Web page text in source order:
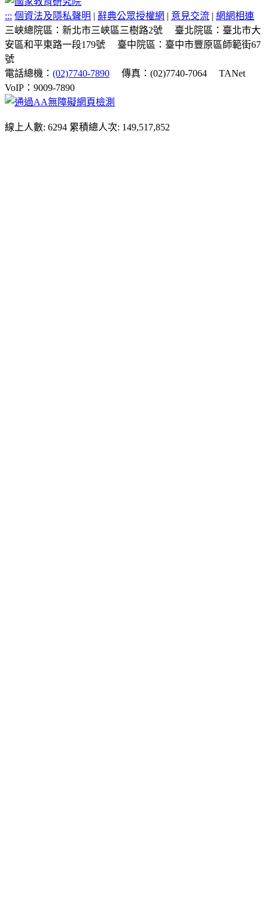
::: 個資法及隱私聲明 | 辭典公眾授權網 | 意見交流 | 網網相連
三峽總院區：新北市三峽區三樹路2號
臺北院區：臺北市大
安區和平東路一段179號
臺中院區：臺中市豐原區師範街67
號
電話總機： (02)7740-7890 傳真：(02)7740-7064
TANet
VoIP：9009-7890
線上人數: 6294 累積總人次: 149,517,852